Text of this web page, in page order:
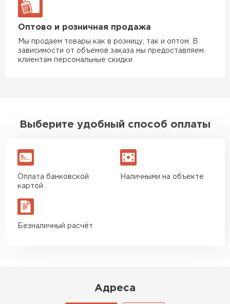
Оптово и розничная продажа
Мы продаем товары как в розницу, так и оптом. В
зависимости от объемов заказа мы предоставляем
клиентам персональные скидки
Выберите удобный способ оплаты
Оплата банковской
картой
Наличными на объекте
Безналичный расчёт
Адреса